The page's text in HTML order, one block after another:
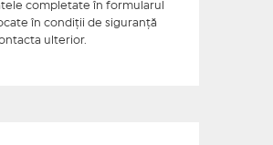
completate în formularul
în condiţii de siguranţă
ulterior.